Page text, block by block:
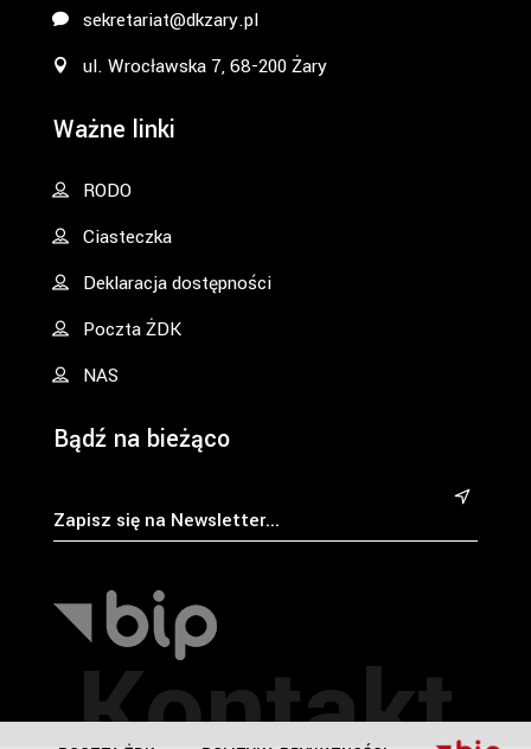
Kontakt
sekretariat@dkzary.pl
ul. Wrocławska 7, 68-200 Żary
Ważne linki
RODO
Ciasteczka
Deklaracja dostępności
Poczta ŻDK
NAS
Bądź na bieżąco
&